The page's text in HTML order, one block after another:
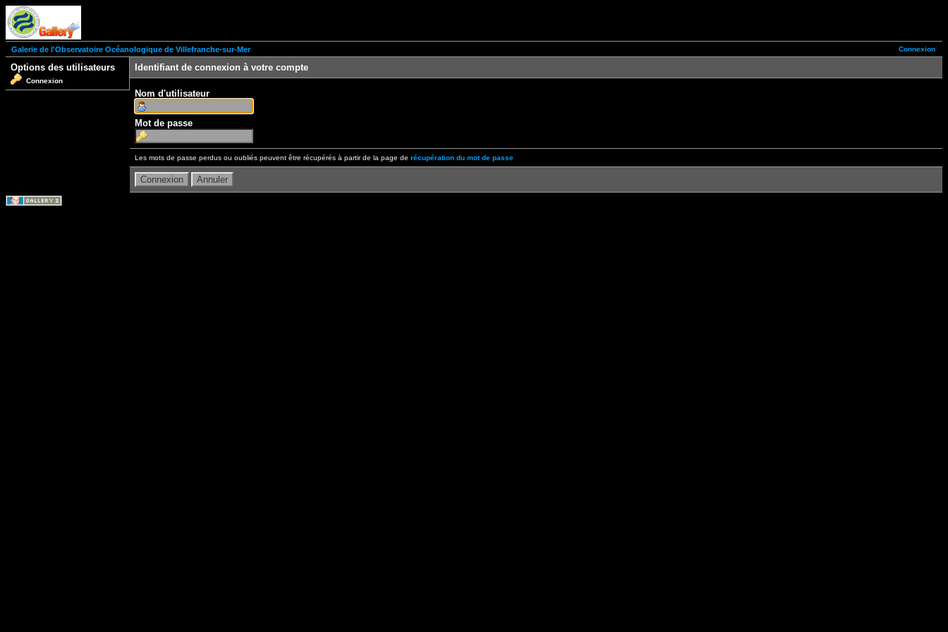
Connexion
Galerie de l'Observatoire Océanologique de Villefranche-sur-Mer
Options des utilisateurs
Connexion
Identifiant de connexion à votre compte
Nom d'utilisateur
Mot de passe
Les mots de passe perdus ou oubliés peuvent être récupérés à partir de la page de récupération du mot de passe